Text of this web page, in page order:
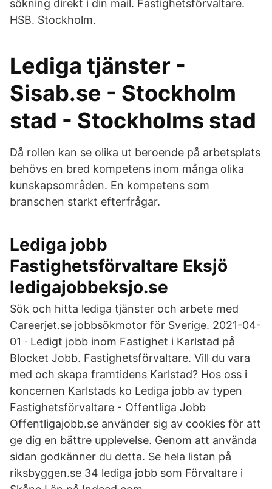
sökning direkt i din mail. Fastighetsförvaltare.
HSB. Stockholm.
Lediga tjänster -
Sisab.se - Stockholm
stad - Stockholms stad
Då rollen kan se olika ut beroende på arbetsplats
behövs en bred kompetens inom många olika
kunskapsområden. En kompetens som
branschen starkt efterfrågar.
Lediga jobb
Fastighetsförvaltare Eksjö
ledigajobbeksjo.se
Sök och hitta lediga tjänster och arbete med
Careerjet.se jobbsökmotor för Sverige. 2021-04-
01 · Ledigt jobb inom Fastighet i Karlstad på
Blocket Jobb. Fastighetsförvaltare. Vill du vara
med och skapa framtidens Karlstad? Hos oss i
koncernen Karlstads ko Lediga jobb av typen
Fastighetsförvaltare - Offentliga Jobb
Offentligajobb.se använder sig av cookies för att
ge dig en bättre upplevelse. Genom att använda
sidan godkänner du detta. Se hela listan på
riksbyggen.se 34 lediga jobb som Förvaltare i